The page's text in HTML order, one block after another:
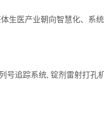
生医产业朝向智慧化、系
号追踪系统, 锭剂雷射打孔